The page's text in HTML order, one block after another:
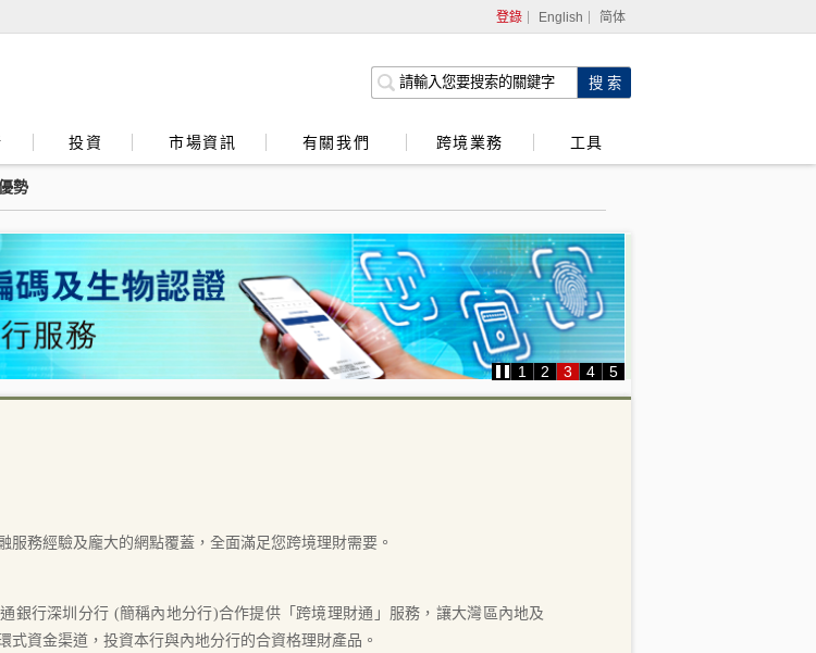
登錄 English 简体
強積金服務
投資 市場資訊 有關我們 跨境業務 工具
勢
1 2 3 4 5
服務經驗及龐大的網點覆蓋，全面滿足您跨境理財需要。
銀行深圳分行 (簡稱內地分行)合作提供「跨境理財通」服務，讓大灣區內地及
式資金渠道，投資本行與內地分行的合資格理財產品。